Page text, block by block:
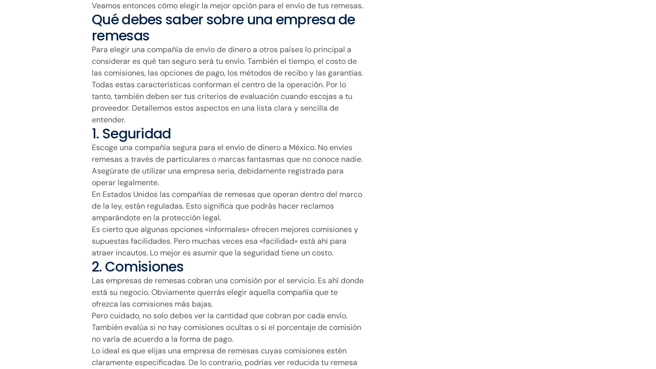
Veamos entonces cómo elegir la mejor opción para el envío de tus remesas.
Qué debes saber sobre una empresa de
remesas
Para elegir una compañía de envío de dinero a otros países lo principal a
considerar es qué tan seguro será tu envío. También el tiempo, el costo de
las comisiones, las opciones de pago, los métodos de recibo y las garantías.
Todas estas características conforman el centro de la operación. Por lo
tanto, también deben ser tus criterios de evaluación cuando escojas a tu
proveedor. Detallemos estos aspectos en una lista clara y sencilla de
entender.
1. Seguridad
Escoge una compañía segura para el envío de dinero a México. No envíes
remesas a través de particulares o marcas fantasmas que no conoce nadie.
Asegúrate de utilizar una empresa seria, debidamente registrada para
operar legalmente.
En Estados Unidos las compañías de remesas que operan dentro del marco
de la ley, están reguladas. Esto significa que podrás hacer reclamos
amparándote en la protección legal.
Es cierto que algunas opciones «informales» ofrecen mejores comisiones y
supuestas facilidades. Pero muchas veces esa «facilidad» está ahí para
atraer incautos. Lo mejor es asumir que la seguridad tiene un costo.
2. Comisiones
Las empresas de remesas cobran una comisión por el servicio. Es ahí donde
está su negocio. Obviamente querrás elegir aquella compañía que te
ofrezca las comisiones más bajas.
Pero cuidado, no solo debes ver la cantidad que cobran por cada envío.
También evalúa si no hay comisiones ocultas o si el porcentaje de comisión
no varía de acuerdo a la forma de pago.
Lo ideal es que elijas una empresa de remesas cuyas comisiones estén
claramente especificadas. De lo contrario, podrías ver reducida tu remesa